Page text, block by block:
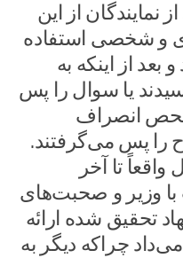
نمایندگان از این
و شخصی استفاده
از اینکه به
یا سوال را پس
انصراف
را پس می‌گرفتند.
تا آخر
با وزیر و صحبت‌های
تحقیق شده ارائه
چراکه دیگر به